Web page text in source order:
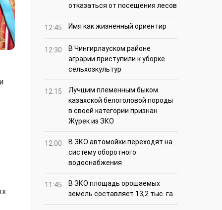
отказаться от посещения лесов
12:45 Имя как жизненный ориентир
12:30
В Чингирлауском районе
аграрии приступили к уборке
сельхозкультур
12:15
Лучшим племенным быком
казахской белоголовой породы
в своей категории признан
Жүрек из ЗКО
12:00
В ЗКО автомойки переходят на
систему оборотного
водоснабжения
11:45
В ЗКО площадь орошаемых
земель составляет 13,2 тыс. га